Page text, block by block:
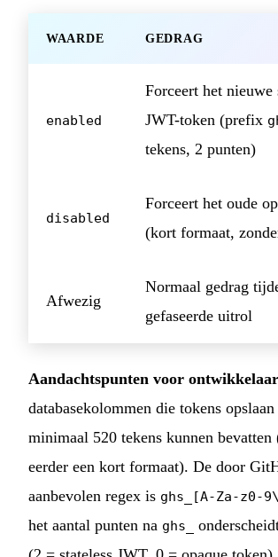
WAARDE GEDRAG
enabled
Forceert het nieuwe
JWT-token (prefix
tekens, 2 punten)
disabled
Forceert het oude
(kort formaat,
Afwezig
Normaal gedrag
gefaseerde uitrol
Aandachtspunten voor
databasekolommen die tokens
minimaal 520 tekens kunnen bevatten
eerder een kort formaat). De door
aanbevolen regex is ghs_[A-Za-z0-
het aantal punten na ghs_